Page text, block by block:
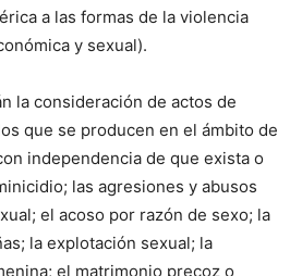
a las formas de la violencia
y sexual).
la consideración de actos de
que se producen en el ámbito de
independencia de que exista o
las agresiones y abusos
el acoso por razón de sexo; la
la explotación sexual; la
el matrimonio precoz o